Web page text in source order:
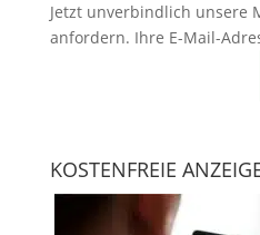
Jetzt unverbindlich unsere
anfordern. Ihre E-Mail-
KOSTENFREIE